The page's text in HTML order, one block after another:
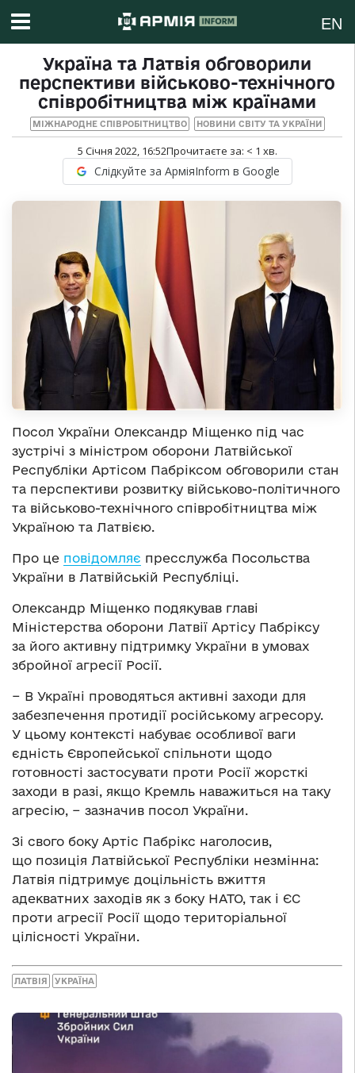
EN
Україна та Латвія обговорили
перспективи військово-технічного
співробітництва між країнами
МІЖНАРОДНЕ СПІВРОБІТНИЦТВО НОВИНИ СВІТУ ТА УКРАЇНИ
5 Січня 2022, 16:52Прочитаєте за: < 1 хв.
Слідкуйте за АрміяInform в Google
Посол України Олександр Міщенко під час
зустрічі з міністром оборони Латвійської
Республіки Артісом Пабріксом обговорили стан
та перспективи розвитку військово-політичного
та військово-технічного співробітництва між
Україною та Латвією.
Про це повідомляє пресслужба Посольства
України в Латвійській Республіці.
Олександр Міщенко подякував главі
Міністерства оборони Латвії Артісу Пабріксу
за його активну підтримку України в умовах
збройної агресії Росії.
− В Україні проводяться активні заходи для
забезпечення протидії російському агресору.
У цьому контексті набуває особливої ваги
єдність Європейської спільноти щодо
готовності застосувати проти Росії жорсткі
заходи в разі, якщо Кремль наважиться на таку
агресію, − зазначив посол України.
Зі свого боку Артіс Пабрікс наголосив,
що позиція Латвійської Республіки незмінна:
Латвія підтримує доцільність вжиття
адекватних заходів як з боку НАТО, так і ЄС
проти агресії Росії щодо територіальної
цілісності України.
ЛАТВІЯ УКРАЇНА